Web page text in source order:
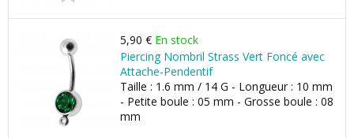
5,90 € En stock
Piercing Nombril Strass Vert Foncé avec
Attache-Pendentif
Taille : 1.6 mm / 14 G - Longueur : 10 mm
- Petite boule : 05 mm - Grosse boule : 08
mm